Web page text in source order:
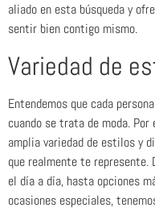
aliado en esta búsqueda y
sentir bien contigo mismo.
Variedad de
Entendemos que cada
cuando se trata de moda.
amplia variedad de estilos y
que realmente te represente.
el día a día, hasta opciones
ocasiones especiales,